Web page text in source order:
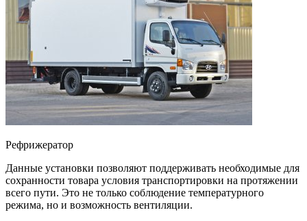
Рефрижератор
Данные установки позволяют поддерживать необходимые для
сохранности товара условия транспортировки на протяжении
всего пути. Это не только соблюдение температурного
режима, но и возможность вентиляции.